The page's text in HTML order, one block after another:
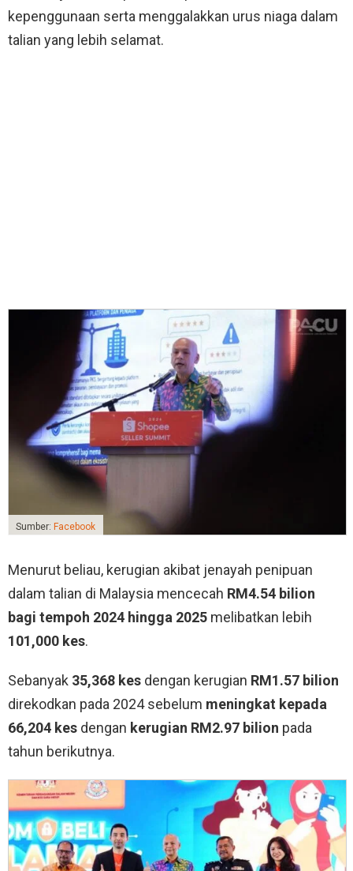
kepenggunaan serta menggalakkan urus niaga dalam
talian yang lebih selamat.
Sumber: Facebook
Menurut beliau, kerugian akibat jenayah penipuan
dalam talian di Malaysia mencecah RM4.54 bilion
bagi tempoh 2024 hingga 2025 melibatkan lebih
101,000 kes.
Sebanyak 35,368 kes dengan kerugian RM1.57 bilion
direkodkan pada 2024 sebelum meningkat kepada
66,204 kes dengan kerugian RM2.97 bilion pada
tahun berikutnya.